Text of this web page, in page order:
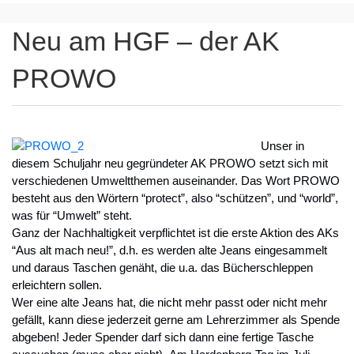
Neu am HGF – der AK
PROWO
Unser in
diesem Schuljahr neu gegründeter AK PROWO setzt sich mit
verschiedenen Umweltthemen auseinander. Das Wort PROWO
besteht aus den Wörtern “protect”, also “schützen”, und “world”,
was für “Umwelt” steht.
Ganz der Nachhaltigkeit verpflichtet ist die erste Aktion des AKs
“Aus alt mach neu!”, d.h. es werden alte Jeans eingesammelt
und daraus Taschen genäht, die u.a. das Bücherschleppen
erleichtern sollen.
Wer eine alte Jeans hat, die nicht mehr passt oder nicht mehr
gefällt, kann diese jederzeit gerne am Lehrerzimmer als Spende
abgeben! Jeder Spender darf sich dann eine fertige Tasche